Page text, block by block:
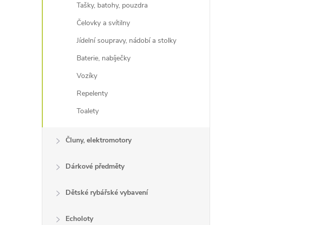
Tašky, batohy, pouzdra
Čelovky a svítilny
Jídelní soupravy, nádobí a stolky
Baterie, nabíječky
Vozíky
Repelenty
Toalety
Čluny, elektromotory
Dárkové předměty
Dětské rybářské vybavení
Echoloty